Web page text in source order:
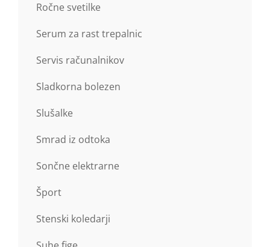
Ročne svetilke
Serum za rast trepalnic
Servis računalnikov
Sladkorna bolezen
Slušalke
Smrad iz odtoka
Sončne elektrarne
Šport
Stenski koledarji